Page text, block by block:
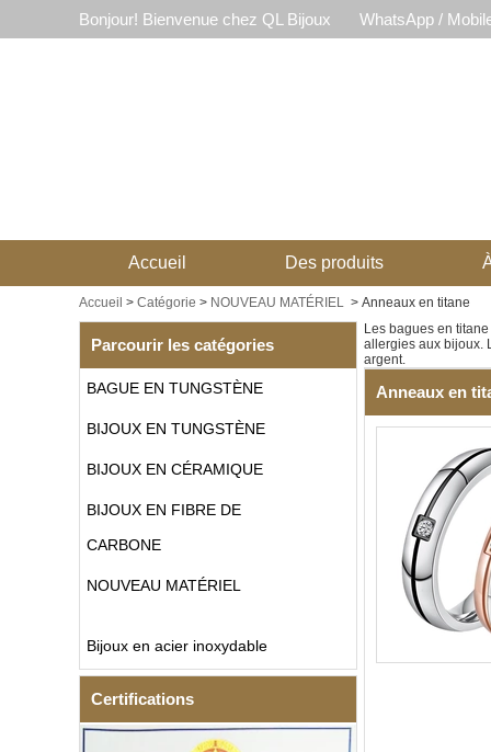
Bonjour! Bienvenue chez QL Bijoux WhatsApp /
Accueil Des produits
Accueil > Catégorie > NOUVEAU MATÉRIEL > Anneaux en titane
Parcourir les catégories
BAGUE EN TUNGSTÈNE
BIJOUX EN TUNGSTÈNE
BIJOUX EN CÉRAMIQUE
BIJOUX EN FIBRE DE
CARBONE
NOUVEAU MATÉRIEL
Bijoux en acier inoxydable
Certifications
Les bagues en
allergies aux bijoux.
argent.
Anneaux en